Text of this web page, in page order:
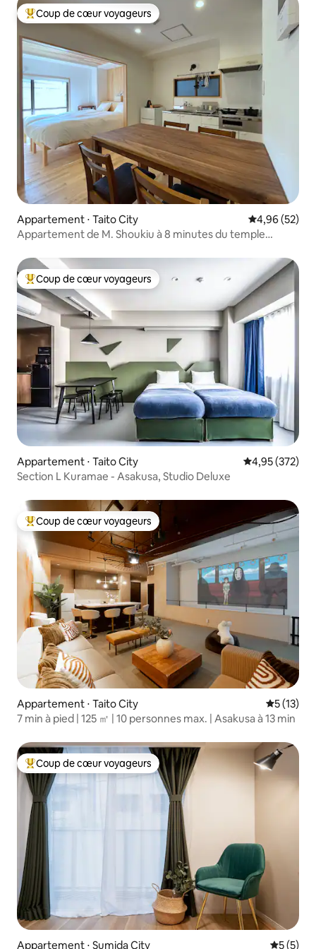
Coups de cœur voyageurs les plus appréciés
Coup de cœur voyageurs
Appartement ⋅ Taito City Évaluation
4,96 (52)
Appartement de M. Shoukiu à 8 minutes du temple
Coups de cœur voyageurs les plus appréciés
Coup de cœur voyageurs
Appartement ⋅ Taito City Évaluation
4,95 (372)
Section L Kuramae - Asakusa, Studio Deluxe
Coups de cœur voyageurs les plus appréciés
Coup de cœur voyageurs
Appartement ⋅ Taito City
5 (13)
7 min à pied | 125 ㎡ | 10 personnes max. | Asakusa à 13 min
Coups de cœur voyageurs les plus appréciés
Coup de cœur voyageurs
Appartement ⋅ Sumida City 5 (5)